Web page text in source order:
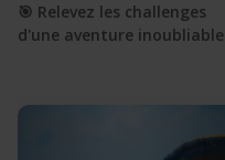
🎯 Relevez les challenges
d'une aventure inoubliable